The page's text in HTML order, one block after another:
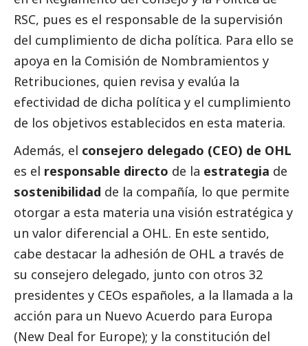
RSC, pues es el responsable de la supervisión
del cumplimiento de dicha política. Para ello se
apoya en la Comisión de Nombramientos y
Retribuciones, quien revisa y evalúa la
efectividad de dicha política y el cumplimiento
de los objetivos establecidos en esta materia.
Además, el consejero delegado (CEO) de OHL
es el responsable directo de la estrategia de
sostenibilidad de la compañía, lo que permite
otorgar a esta materia una visión estratégica y
un valor diferencial a OHL. En este sentido,
cabe destacar la adhesión de OHL a través de
su consejero delegado, junto con otros 32
presidentes y CEOs españoles, a la llamada a la
acción para un Nuevo Acuerdo para Europa
(New Deal for Europe); y la constitución del